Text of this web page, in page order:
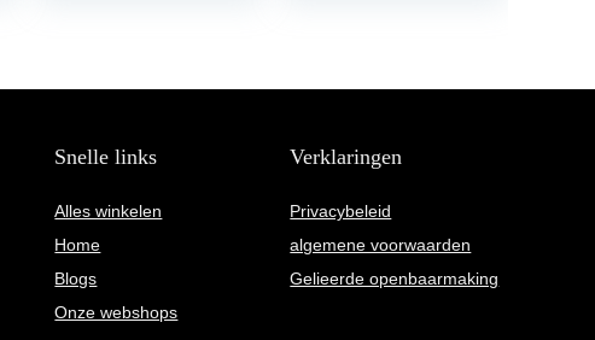
Snelle links
Alles winkelen
Home
Blogs
Onze webshops
Verklaringen
Privacybeleid
algemene voorwaarden
Gelieerde openbaarmaking